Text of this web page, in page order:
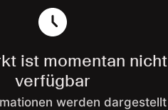
ist momentan nicht
verfügbar
werden dargestellt